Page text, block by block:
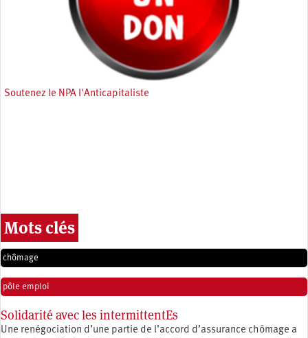
Soutenez le NPA l'Anticapitaliste
Mots clés
chômage
pôle emploi
Solidarité avec les intermittentEs
Une renégociation d’une partie de l’accord d’assurance chômage a